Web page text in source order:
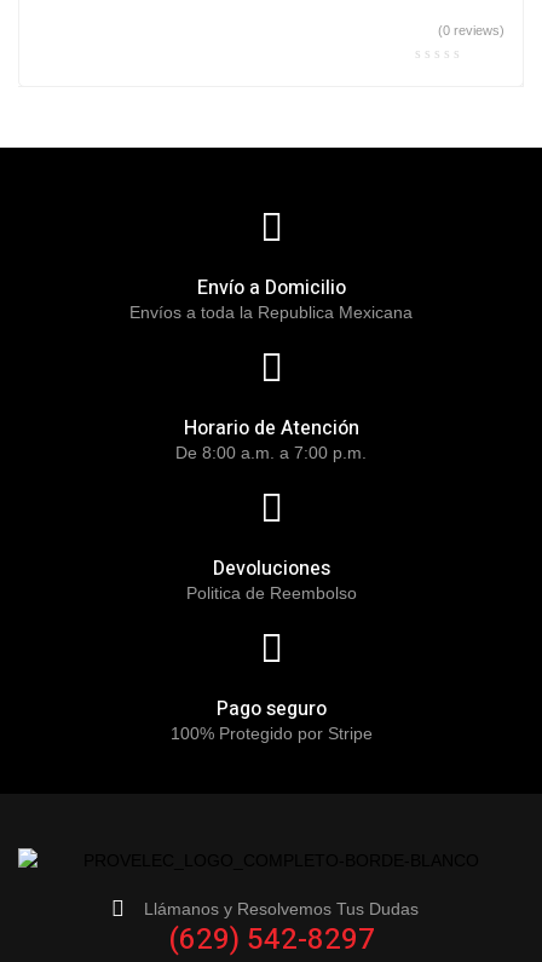
(0 reviews)
Envío a Domicilio
Envíos a toda la Republica Mexicana
Horario de Atención
De 8:00 a.m. a 7:00 p.m.
Devoluciones
Politica de Reembolso
Pago seguro
100% Protegido por Stripe
Llámanos y Resolvemos Tus Dudas
(629) 542-8297